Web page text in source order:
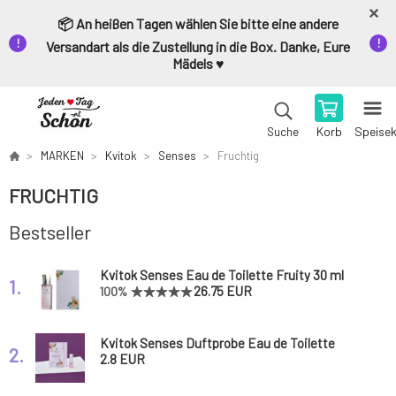
📦 An heißen Tagen wählen Sie bitte eine andere
Versandart als die Zustellung in die Box. Danke, Eure
Mädels ♥️
Suche Korb
MARKEN Kvitok Senses Fruchtig
FRUCHTIG
Bestseller
1. Kvitok Senses Eau de Toilette Fruity 30 ml
100% 26.75 EUR
2.
Kvitok Senses Duftprobe Eau de Toilette
Fruity 2 ml
2.8 EUR